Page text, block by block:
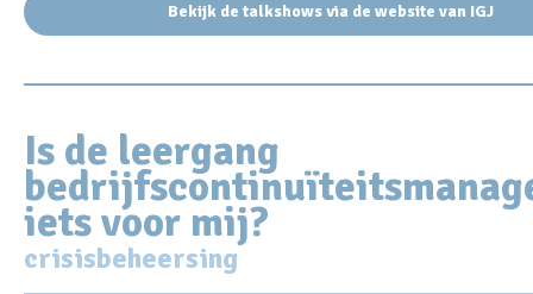
Bekijk de talkshows via de website van IGJ
Is de leergang
iets voor mij?
crisisbeheersing